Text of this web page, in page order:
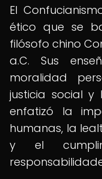
El
ético que se
filósofo chino
a.C. Sus
moralidad
justicia social y
enfatizó la
humanas, la
y el